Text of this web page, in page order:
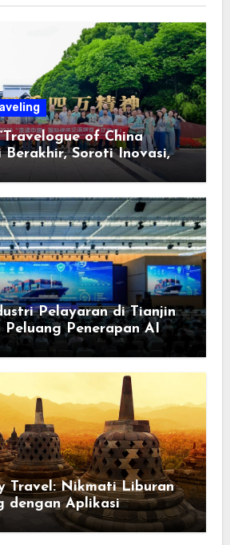
of China
Berakhir, Soroti Inovasi,
dan Pembangunan
pada Masyarakat
Pelayaran di Tianjin
Peluang Penerapan AI
Travel: Nikmati Liburan
dengan Aplikasi